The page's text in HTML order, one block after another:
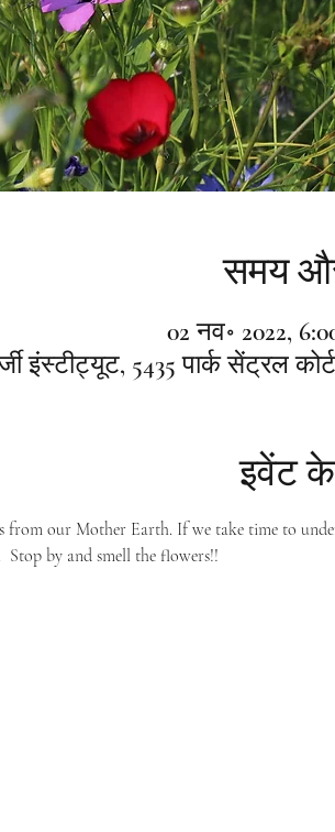
समय
02 नव॰ 2022,
इंस्टीट्यूट, 5435 पार्क सेंट्रल
इवेंट के
from our Mother Earth. If we take time to
Stop by and smell the flowers!!